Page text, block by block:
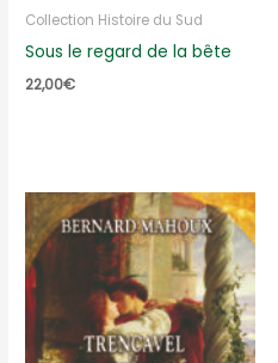
Collection Histoire du Sud
Sous le regard de la bête
22,00€